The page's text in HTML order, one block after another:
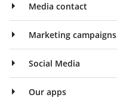
Media contact
Marketing campaigns
Social Media
Our apps